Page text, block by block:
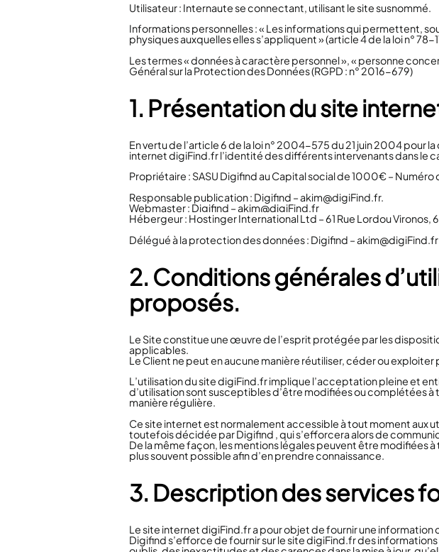
Utilisateur : Internaute se connectant, utilisant le site susnommé.
Informations personnelles : « Les informations qui permettent,
physiques auxquelles elles s’appliquent » (article 4 de la loi n° 78-
Les termes « données à caractère personnel », « personne
Général sur la Protection des Données (RGPD : n° 2016-679)
1. Présentation du site
En vertu de l’article 6 de la loi n° 2004-575 du 21 juin 2004 pour
internet digiFind.fr l’identité des différents intervenants dans le
Propriétaire : SASU Digifind au Capital social de 1000€ – Numéro
Responsable publication : Digifind – akim@digiFind.fr.
Webmaster : Digifind – akim@digiFind.fr
Hébergeur : Hostinger International Ltd –61 Rue Lordou Vironos,
Délégué à la protection des données : Digifind – akim@digiFind.fr
2. Conditions générales
proposés.
Le Site constitue une œuvre de l’esprit protégée par les
applicables.
Le Client ne peut en aucune manière réutiliser, céder ou
L’utilisation du site digiFind.fr implique l’acceptation pleine et
d’utilisation sont susceptibles d’être modifiées ou complétées
manière régulière.
Ce site internet est normalement accessible à tout moment aux
toutefois décidée par Digifind , qui s’efforcera alors de
De la même façon, les mentions légales peuvent être modifiées à
plus souvent possible afin d’en prendre connaissance.
3. Description des services
Le site internet digiFind.fr a pour objet de fournir une
Digifind s’efforce de fournir sur le site digiFind.fr des